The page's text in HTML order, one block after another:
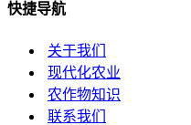
快捷导航
关于我们
现代化农业
农作物知识
联系我们